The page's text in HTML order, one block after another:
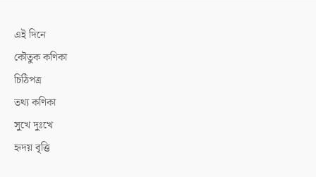
এই দিনে
কৌতুক কণিকা
চিঠিপত্র
তথ্য কণিকা
সুখে দুঃখে
হৃদয় বৃত্তি